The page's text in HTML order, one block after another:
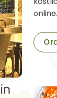
online.